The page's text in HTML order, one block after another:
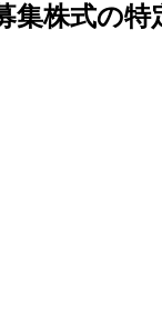
集株式の